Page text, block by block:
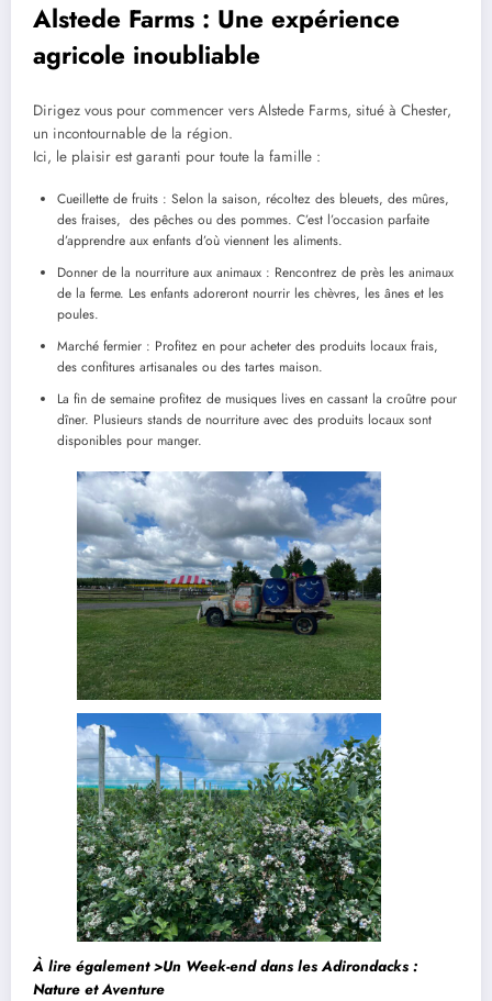
Alstede Farms : Une expérience
agricole inoubliable
Dirigez vous pour commencer vers Alstede Farms, situé à Chester,
un incontournable de la région.
Ici, le plaisir est garanti pour toute la famille :
Cueillette de fruits : Selon la saison, récoltez des bleuets, des mûres,
des fraises, des pêches ou des pommes. C’est l’occasion parfaite
d’apprendre aux enfants d’où viennent les aliments.
Donner de la nourriture aux animaux : Rencontrez de près les animaux
de la ferme. Les enfants adoreront nourrir les chèvres, les ânes et les
poules.
Marché fermier : Profitez en pour acheter des produits locaux frais,
des confitures artisanales ou des tartes maison.
La fin de semaine profitez de musiques lives en cassant la croûtre pour
dîner. Plusieurs stands de nourriture avec des produits locaux sont
disponibles pour manger.
À lire également >Un Week-end dans les Adirondacks :
Nature et Aventure